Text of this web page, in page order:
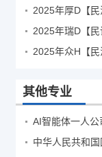
2025年厚D【
2025年众H【
其他专业
AI智能体一人
中华人民共和